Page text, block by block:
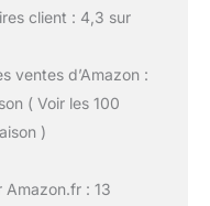
client : 4,3 sur
ventes d’Amazon :
( Voir les 100
)
Amazon.fr : 13